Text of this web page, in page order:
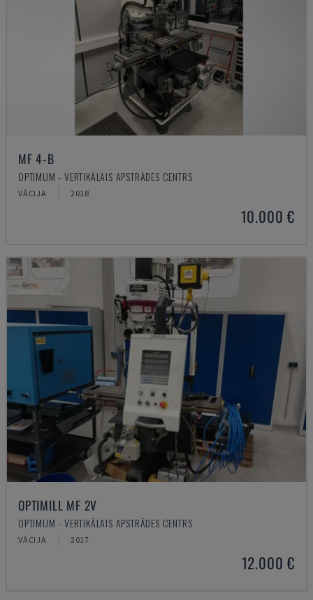
MF 4-B
OPTIMUM - VERTIKĀLAIS APSTRĀDES CENTRS
VĀCIJA 2018
10.000 €
OPTIMILL MF 2V
OPTIMUM - VERTIKĀLAIS APSTRĀDES CENTRS
VĀCIJA 2017
12.000 €